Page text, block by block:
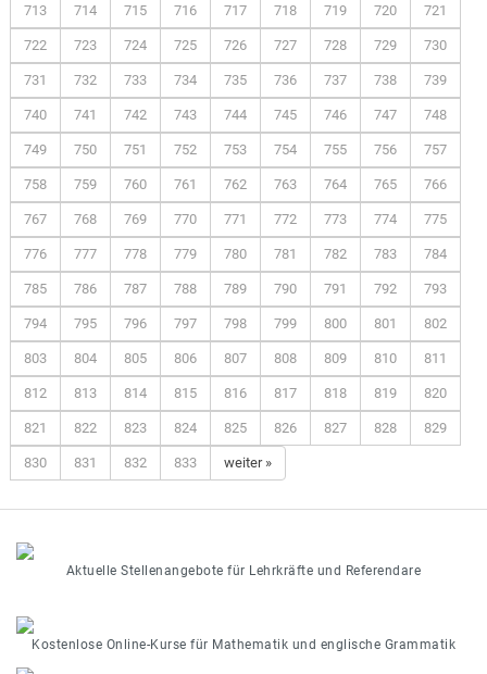
713 714 715 716 717 718 719 720 721
722 723 724 725 726 727 728 729 730
731 732 733 734 735 736 737 738 739
740 741 742 743 744 745 746 747 748
749 750 751 752 753 754 755 756 757
758 759 760 761 762 763 764 765 766
767 768 769 770 771 772 773 774 775
776 777 778 779 780 781 782 783 784
785 786 787 788 789 790 791 792 793
794 795 796 797 798 799 800 801 802
803 804 805 806 807 808 809 810 811
812 813 814 815 816 817 818 819 820
821 822 823 824 825 826 827 828 829
830 831 832 833 weiter »
Aktuelle Stellenangebote für Lehrkräfte und Referendare
Kostenlose Online-Kurse für Mathematik und englische Grammatik